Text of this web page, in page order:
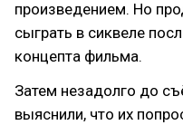
произведением. Но
сыграть в сиквеле
концепта фильма.
Затем незадолго до
выяснили, что их